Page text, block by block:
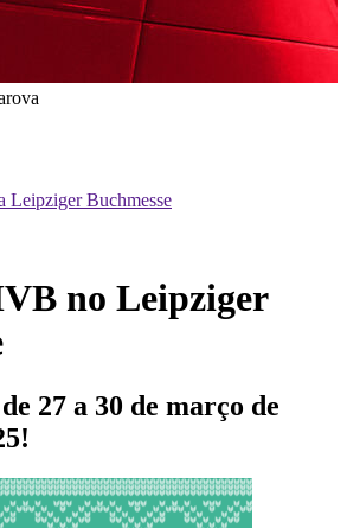
Buchmesse
no Leipziger
27 a 30 de março de